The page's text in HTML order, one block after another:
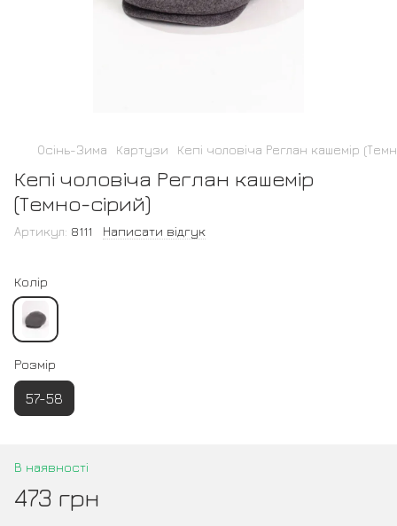
Осінь-Зима Картузи Кепі чоловіча Реглан кашемір
Кепі чоловіча Реглан кашемір
(Темно-сірий)
Артикул: 8111 Написати відгук
Колір
Розмір
57-58
В наявності
473 грн